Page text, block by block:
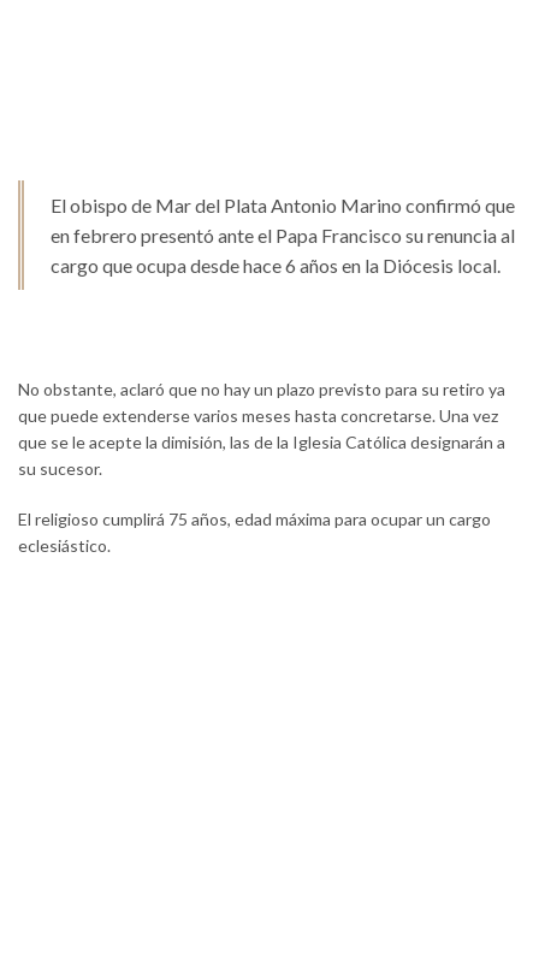
El obispo de Mar del Plata Antonio Marino confirmó que
en febrero presentó ante el Papa Francisco su renuncia al
cargo que ocupa desde hace 6 años en la Diócesis local.
No obstante, aclaró que no hay un plazo previsto para su retiro ya
que puede extenderse varios meses hasta concretarse. Una vez
que se le acepte la dimisión, las de la Iglesia Católica designarán a
su sucesor.
El religioso cumplirá 75 años, edad máxima para ocupar un cargo
eclesiástico.